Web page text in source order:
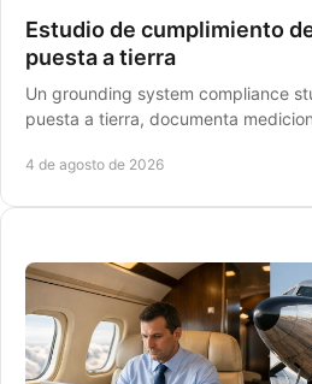
Estudio de cumplimiento
puesta a tierra
Un grounding system compliance
puesta a tierra, documenta
4 de agosto de 2026